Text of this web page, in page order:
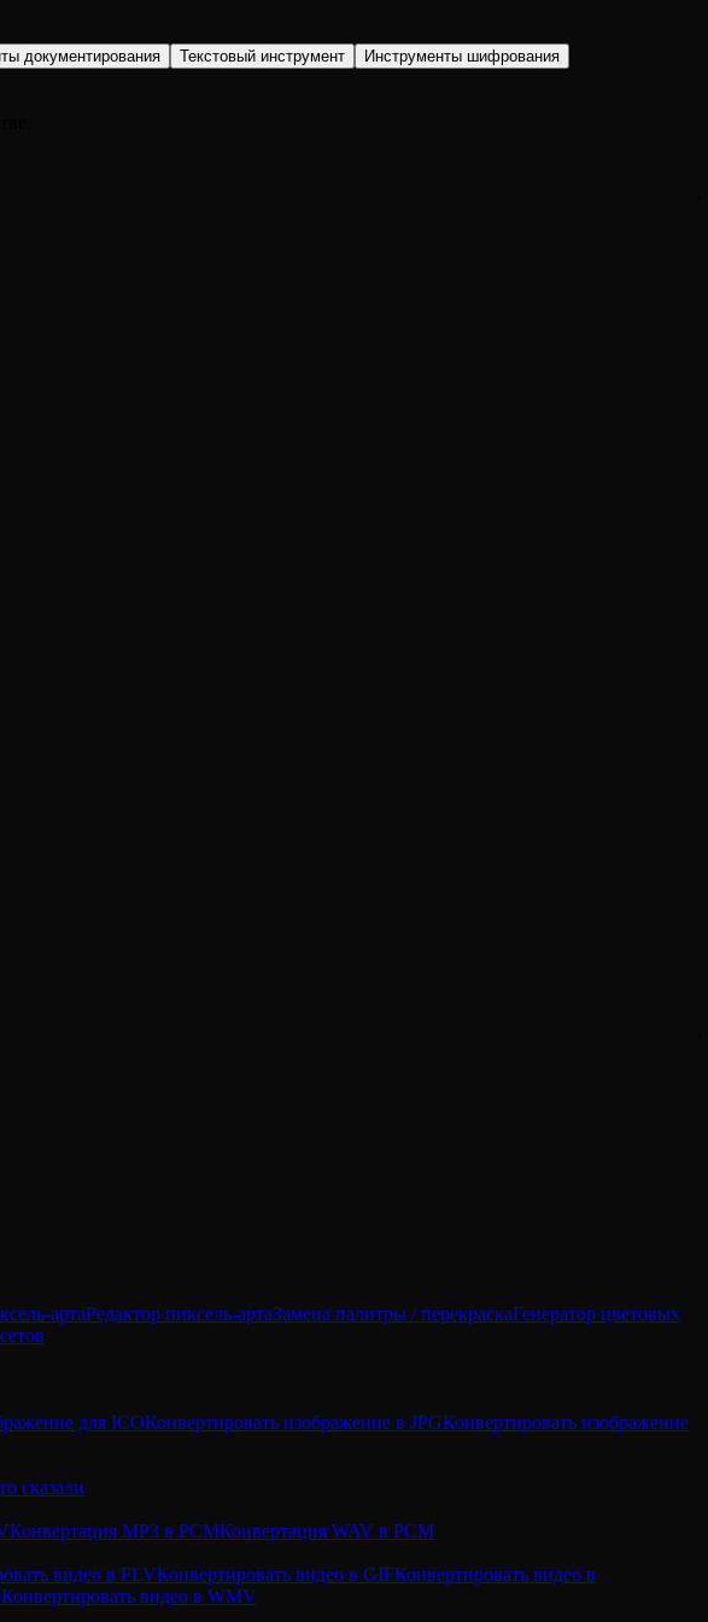
документирования Текстовый инструмент
Инструменты шифрования
артаРедактор пиксель-артаЗамена палитры / перекраскаГенератор цветовых
для ICOКонвертировать изображение в JPGКонвертировать изображение
сказали
Конвертация MP3 в PCMКонвертация WAV в PCM
видео в FLVКонвертировать видео в GIFКонвертировать видео в
Конвертировать видео в WMV